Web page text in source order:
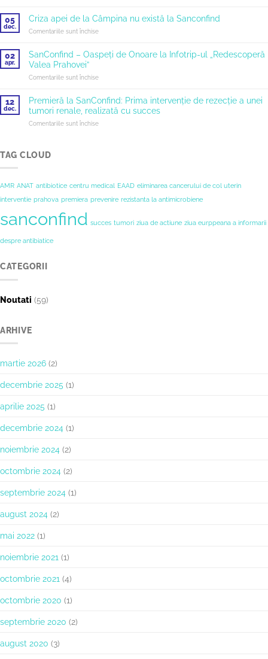
Porților
deschise
la
Sanconfind
05
dec.
Criza apei de la Câmpina nu există la Sanconfind
Comentariile sunt închisepentru
de
Câmpina
există
la
02
apr.
SanConfind – Oaspeți de Onoare la Infotrip-ul „Redescoperă
Valea Prahovei”
Comentariile sunt închisepentru
Oaspeți
de
Onoare
Prahovei”
12
dec.
Premieră la SanConfind: Prima intervenție de rezecție a unei
tumori renale, realizată cu succes
Comentariile sunt închisepentru
rezecție
a
TAG CLOUD
AMR ANAT antibiotice centru medical EAAD eliminarea cancerului de col uterin
interventie prahova premiera prevenire rezistanta la antimicrobiene
sanconfind succes tumori ziua de actiune ziua eurppeana a informarii
despre antibiatice
CATEGORII
Noutati (59)
ARHIVE
martie 2026 (2)
decembrie 2025 (1)
aprilie 2025 (1)
decembrie 2024 (1)
noiembrie 2024 (2)
octombrie 2024 (2)
septembrie 2024 (1)
august 2024 (2)
mai 2022 (1)
noiembrie 2021 (1)
octombrie 2021 (4)
octombrie 2020 (1)
septembrie 2020 (2)
august 2020 (3)